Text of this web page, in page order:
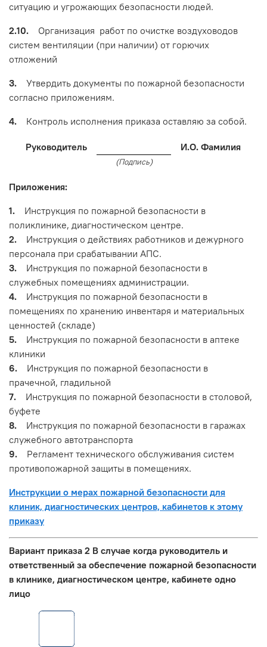
ситуацию и угрожающих безопасности людей.
2.10. Организация работ по очистке воздуховодов
систем вентиляции (при наличии) от горючих
отложений
3. Утвердить документы по пожарной безопасности
согласно приложениям.
4. Контроль исполнения приказа оставляю за собой.
Руководитель И.О. Фамилия
(Подпись)
Приложения:
1. Инструкция по пожарной безопасности в
поликлинике, диагностическом центре.
2. Инструкция о действиях работников и дежурного
персонала при срабатывании АПС.
3. Инструкция по пожарной безопасности в
служебных помещениях администрации.
4. Инструкция по пожарной безопасности в
помещениях по хранению инвентаря и материальных
ценностей (складе)
5. Инструкция по пожарной безопасности в аптеке
клиники
6. Инструкция по пожарной безопасности в
прачечной, гладильной
7. Инструкция по пожарной безопасности в столовой,
буфете
8. Инструкция по пожарной безопасности в гаражах
служебного автотранспорта
9. Регламент технического обслуживания систем
противопожарной защиты в помещениях.
Инструкции о мерах пожарной безопасности для
клиник, диагностических центров, кабинетов к этому
приказу
Вариант приказа 2 В случае когда руководитель и
ответственный за обеспечение пожарной безопасности
в клинике, диагностическом центре, кабинете одно
лицо